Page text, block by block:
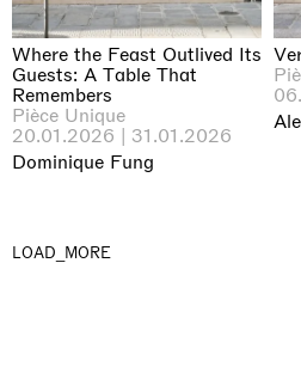
Where the Feast Outlived Its
Guests: A Table That
Remembers
Pièce Unique
20.01.2026 | 31.01.2026
Dominique Fung
LOAD_MORE